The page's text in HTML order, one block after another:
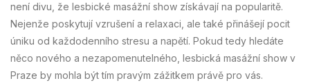
není divu, že lesbické masážní show získávají na popularitě.
Nejenže poskytují vzrušení a relaxaci, ale také přinášejí pocit
úniku od každodenního stresu a napětí. Pokud tedy hledáte
něco nového a nezapomenutelného, lesbická masážní show v
Praze by mohla být tím pravým zážitkem právě pro vás.